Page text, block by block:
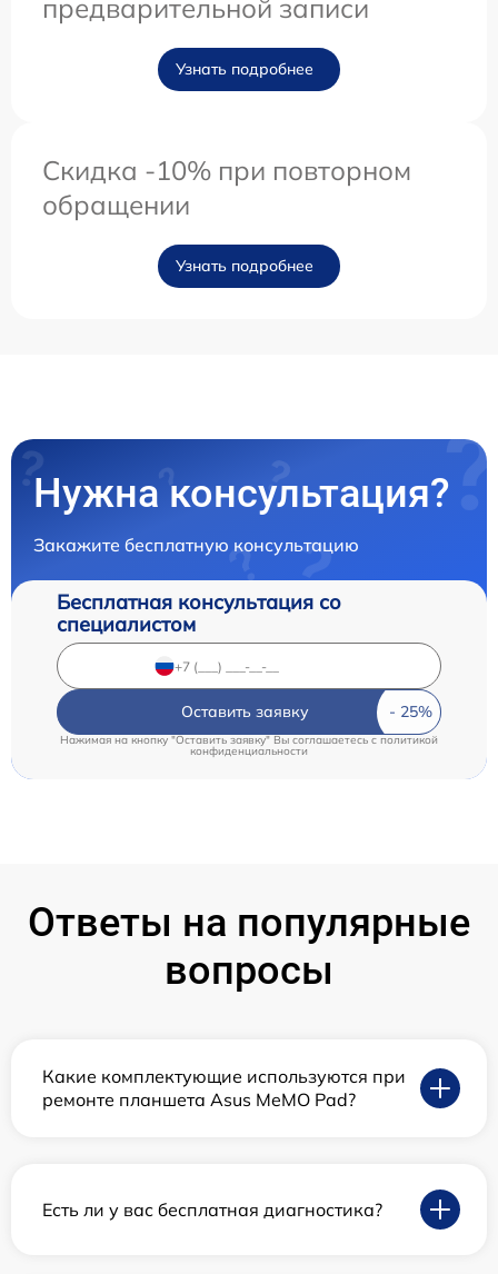
предварительной записи
Узнать подробнее
Скидка -10% при повторном
обращении
Узнать подробнее
Нужна консультация?
Закажите бесплатную консультацию
Бесплатная консультация со
специалистом
Оставить заявку
Нажимая на кнопку "Оставить заявку" Вы соглашаетесь cполитикой
конфиденциальности
Ответы на популярные
вопросы
Какие комплектующие используются при
ремонте планшета Asus MeMO Pad?
Есть ли у вас бесплатная диагностика?